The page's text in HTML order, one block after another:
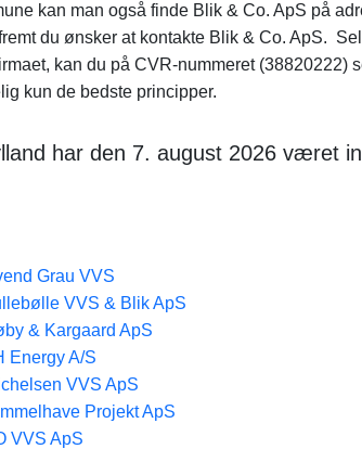
kan man også finde Blik & Co. ApS på
du ønsker at kontakte Blik & Co. ApS.
kan du på CVR-nummeret (38820222)
kun de bedste principper.
har den 7. august 2026 været
Grau VVS
VVS & Blik ApS
& Kargaard ApS
Energy A/S
VVS ApS
Projekt ApS
VVS ApS